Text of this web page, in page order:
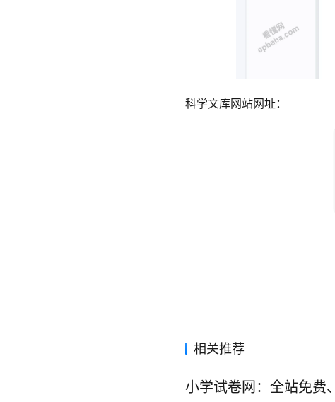
科学文库网站网址：
相关推荐
小学试卷网：全站免费